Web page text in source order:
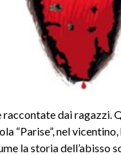
dai ragazzi.
“Parise”, nel vicentino,
la storia dell’abisso